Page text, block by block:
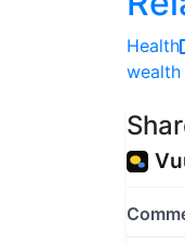
Health
wealth